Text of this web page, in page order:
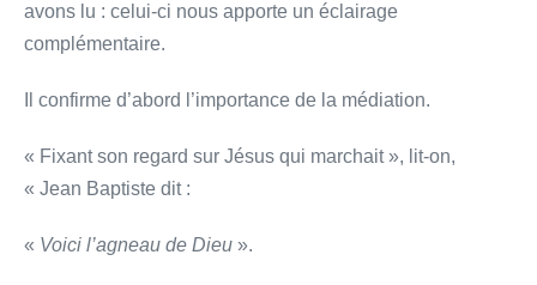
avons lu : celui-ci nous apporte un éclairage
complémentaire.
Il confirme d’abord l’importance de la médiation.
« Fixant son regard sur Jésus qui marchait », lit-on,
« Jean Baptiste dit :
« Voici l’agneau de Dieu ».